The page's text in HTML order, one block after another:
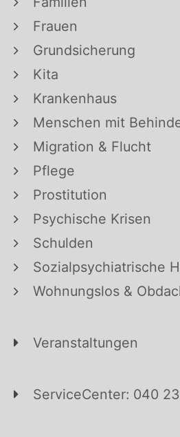
Frauen
Grundsicherung
Kita
Krankenhaus
Menschen mit
Migration & Flucht
Pflege
Prostitution
Psychische Krisen
Schulden
Sozialpsychiatrische
Wohnungslos &
Veranstaltungen
ServiceCenter: 040